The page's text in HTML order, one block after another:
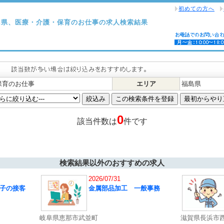
、医療・介護・保育のお仕事の求人検索結果
初めての方へ
育のお仕事 エリア 福島県
該当件数は0件です
検索結果以外のおすすめの求人
の接客
2026/07/31
金属部品加工 一般事務
岐阜県恵那市武並町 滋賀県長浜市